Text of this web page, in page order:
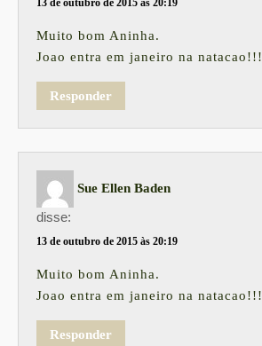
13 de outubro de 2015 às 20:19
Muito bom Aninha.
Joao entra em janeiro na natacao!!!
Responder
Sue Ellen Baden
disse:
13 de outubro de 2015 às 20:19
Muito bom Aninha.
Joao entra em janeiro na natacao!!!
Responder